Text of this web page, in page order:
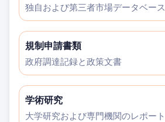
独自および第三者市場データベース
規制申請書類
政府調達記録と政策文書
学術研究
大学研究および専門機関のレポート